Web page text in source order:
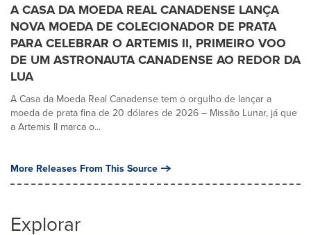
A CASA DA MOEDA REAL CANADENSE LANÇA
NOVA MOEDA DE COLECIONADOR DE PRATA
PARA CELEBRAR O ARTEMIS II, PRIMEIRO VOO
DE UM ASTRONAUTA CANADENSE AO REDOR DA
LUA
A Casa da Moeda Real Canadense tem o orgulho de lançar a
moeda de prata fina de 20 dólares de 2026 – Missão Lunar, já que
a Artemis II marca o...
More Releases From This Source
Explorar